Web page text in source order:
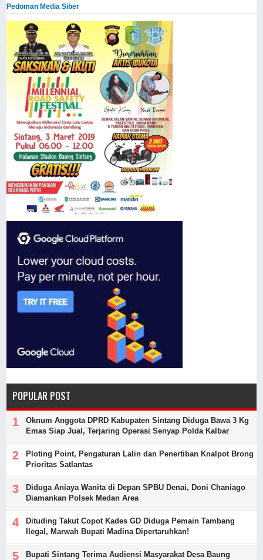
Pedoman Media Siber
POPULAR POST
Oknum Anggota DPRD Kabupaten Sintang Diduga Bawa 3 Kg
Emas Siap Jual, Terjaring Operasi Senyap Polda Kalbar
Ploting Point, Pengaturan Lalin dan Penertiban Knalpot Brong
Prioritas Satlantas
Diduga Aniaya Wanita di Depan SPBU Denai, Doni Chaniago
Diamankan Polsek Medan Area
Dituding Takut Copot Kades GD Diduga Pemain Tambang
Ilegal, Marwah Bupati Madina Dipertaruhkan!
Bupati Sintang Terima Audiensi Masyarakat Desa Baung